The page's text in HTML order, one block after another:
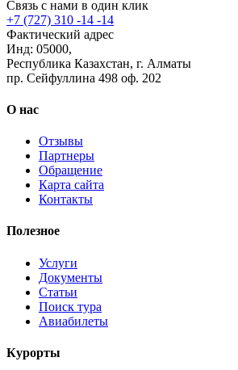
Связь с нами в один клик
+7 (727) 310 -14 -14
Фактический адрес
Инд: 05000,
Республика Казахстан, г. Алматы
пр. Сейфуллина 498 оф. 202
О нас
Отзывы
Партнеры
Обращение
Карта сайта
Контакты
Полезное
Услуги
Документы
Статьи
Поиск тура
Авиабилеты
Курорты